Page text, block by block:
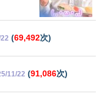
(69,492次)
11/22 (91,086次)